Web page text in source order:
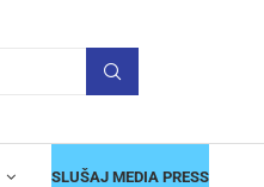
SLUŠAJ MEDIA PRESS